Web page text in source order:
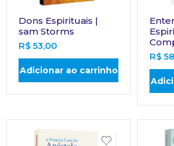
Dons Espirituais |
sam Storms
R$ 53,00
Adicionar ao carrinho
R$